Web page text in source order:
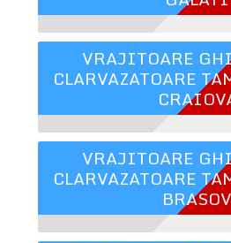
VRAJITOARE
CLARVAZATOARE
VRAJITOARE
CLARVAZATOARE
BRASOV